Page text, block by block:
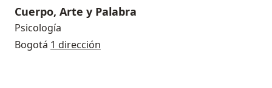
Cuerpo, Arte y Palabra
Psicología
Bogotá 1 dirección